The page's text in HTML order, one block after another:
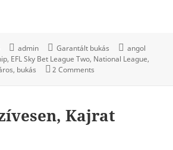
admin Garantált bukás
angol
EFL Sky Bet League Two National League
bukás 2 Comments
Kajrat